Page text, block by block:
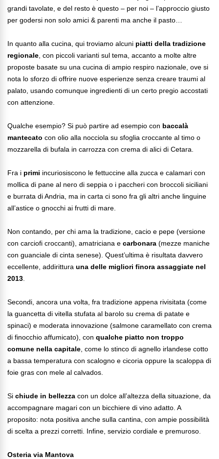
grandi tavolate, e del resto è questo – per noi – l’approccio giusto
per godersi non solo amici & parenti ma anche il pasto…
In quanto alla cucina, qui troviamo alcuni piatti della tradizione
regionale , con piccoli varianti sul tema, accanto a molte altre
proposte basate su una cucina di ampio respiro nazionale, ove si
nota lo sforzo di offrire nuove esperienze senza creare traumi al
palato, usando comunque ingredienti di un certo pregio accostati
con attenzione.
Qualche esempio? Si può partire ad esempio con baccalà
mantecato con olio alla nocciola su sfoglia croccante al timo o
mozzarella di bufala in carrozza con crema di alici di Cetara.
Fra i primi incuriosiscono le fettuccine alla zucca e calamari con
mollica di pane al nero di seppia o i paccheri con broccoli siciliani
e burrata di Andria, ma in carta ci sono fra gli altri anche linguine
all’astice o gnocchi ai frutti di mare.
Non contando, per chi ama la tradizione, cacio e pepe (versione
con carciofi croccanti), amatriciana e carbonara (mezze maniche
con guanciale di cinta senese). Quest’ultima è risultata davvero
eccellente, addirittura una delle migliori finora assaggiate nel
2013
Secondi, ancora una volta, fra tradizione appena rivisitata (come
la guancetta di vitella stufata al barolo su crema di patate e
spinaci) e moderata innovazione (salmone caramellato con crema
di finocchio affumicato), con qualche piatto non troppo
comune nella capitale , come lo stinco di agnello irlandese cotto
a bassa temperatura con scalogno e cicoria oppure la scaloppa di
foie gras con mele al calvados.
Si chiude in bellezza con un dolce all’altezza della situazione, da
accompagnare magari con un bicchiere di vino adatto. A
proposito: nota positiva anche sulla cantina, con ampie possibilità
di scelta a prezzi corretti. Infine, servizio cordiale e premuroso.
Osteria via Mantova